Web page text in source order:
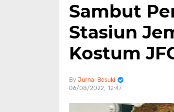
Sambut
Stasiun
Kostum
Jurnal Besuki
06/08/2022 12:47